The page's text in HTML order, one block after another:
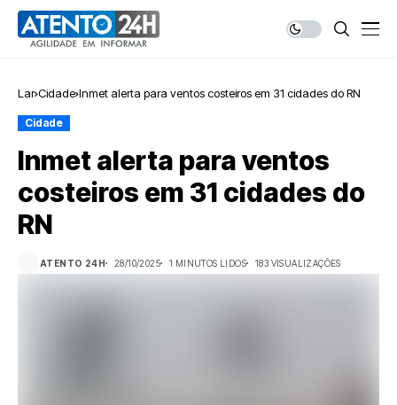
Lar Cidade Inmet alerta para ventos costeiros em 31 cidades do RN
Cidade
Inmet alerta para ventos
costeiros em 31 cidades do
RN
ATENTO 24H 28/10/2025 1 MINUTOS LIDOS 183 VISUALIZAÇÕES